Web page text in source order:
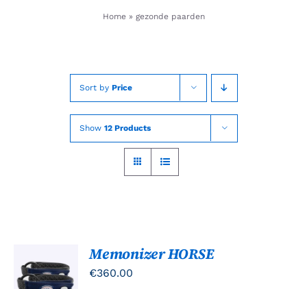
Home» gezonde paarden
Sort by Price
Show 12 Products
AAN
WINKELWAGEN
Memonizer HORSE
€360.00